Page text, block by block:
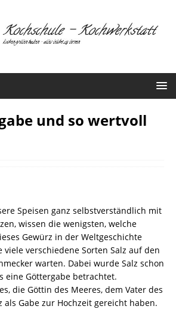
und so wertvoll
Speisen ganz selbstverständlich mit
wissen die wenigsten, welche
Gewürz in der Weltgeschichte
verschiedene Sorten Salz auf den
warten. Dabei wurde Salz schon
eine Göttergabe betrachtet.
die Göttin des Meeres, dem Vater des
als Gabe zur Hochzeit gereicht haben.